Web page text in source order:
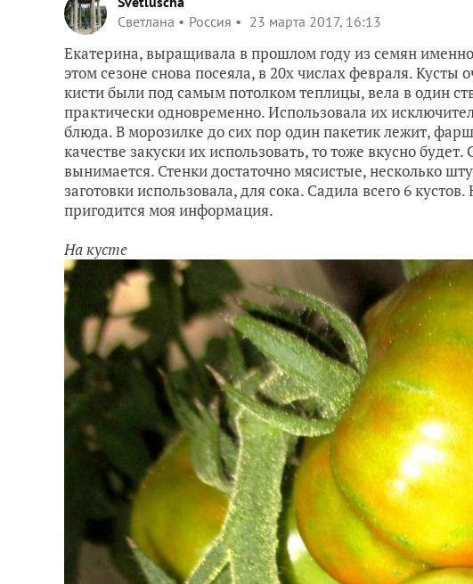
Светлана
Россия 23 марта 2017, 16:13
Екатерина, выращивала в прошлом году из семян
этом сезоне снова посеяла, в 20х числах февраля. Кусты
кисти были под самым потолком теплицы, вела в один
практически одновременно. Использовала их
блюда. В морозилке до сих пор один пакетик лежит,
качестве закуски их использовать, то тоже вкусно
вынимается. Стенки достаточно мясистые, несколько
заготовки использовала, для сока. Садила всего 6
пригодится моя информация.
На кусте